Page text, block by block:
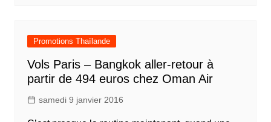
Promotions Thaïlande
Vols Paris – Bangkok aller-retour à
partir de 494 euros chez Oman Air
samedi 9 janvier 2016